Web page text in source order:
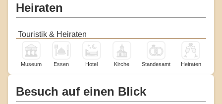
Heiraten
Touristik & Heiraten
Museum Essen Hotel Kirche Standesamt Heiraten
Besuch auf einen Blick